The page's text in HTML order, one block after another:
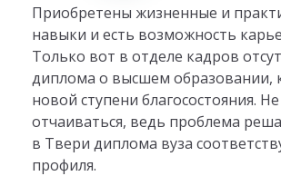
Приобретены жизненные и
навыки и есть возможность
Только вот в отделе кадров
диплома о высшем образовании,
новой ступени благосостояния.
отчаиваться, ведь проблема
в Твери диплома вуза
профиля.